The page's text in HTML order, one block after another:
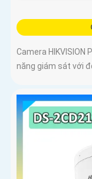
Camera HIKVISION
năng giám sát với